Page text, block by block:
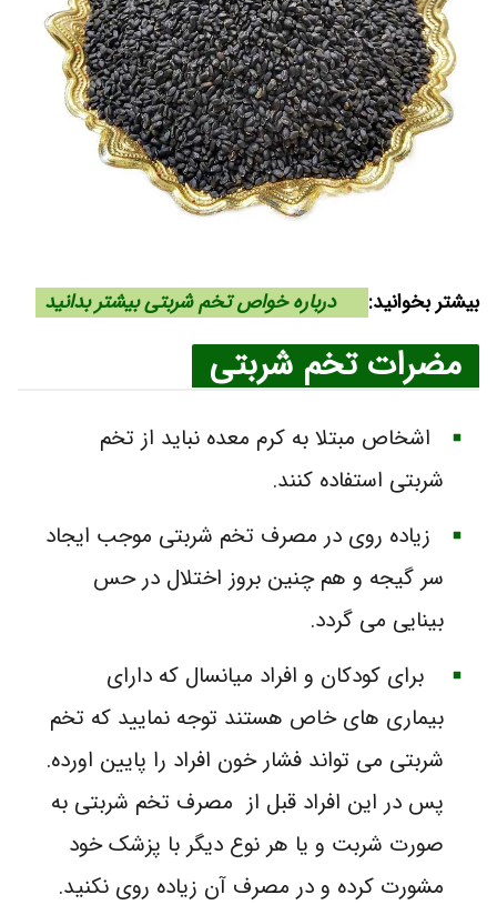
بیشتر بخوانید: درباره خواص تخم شربتی بیشتر بدانید
مضرات تخم شربتی
اشخاص مبتلا به کرم معده نباید از تخم
شربتی استفاده کنند.
زیاده روی در مصرف تخم شربتی موجب ایجاد
سر گیجه و هم چنین بروز اختلال در حس
بینایی می گردد.
برای کودکان و افراد میانسال که دارای
بیماری های خاص هستند توجه نمایید که تخم
شربتی می تواند فشار خون افراد را پایین اورده.
پس در این افراد قبل از مصرف تخم شربتی به
صورت شربت و یا هر نوع دیگر با پزشک خود
مشورت کرده و در مصرف آن زیاده روی نکنید.